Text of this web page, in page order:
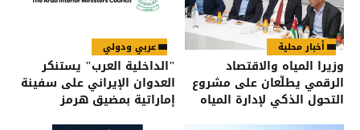
أخبار محلية
وزيرا المياه والاقتصاد
الرقمي يطلّعان على مشروع
التحول الذكي لإدارة المياه
عربي ودولي
"الداخلية العرب" يستنكر
العدوان الإيراني على سفينة
إماراتية بمضيق هرمز